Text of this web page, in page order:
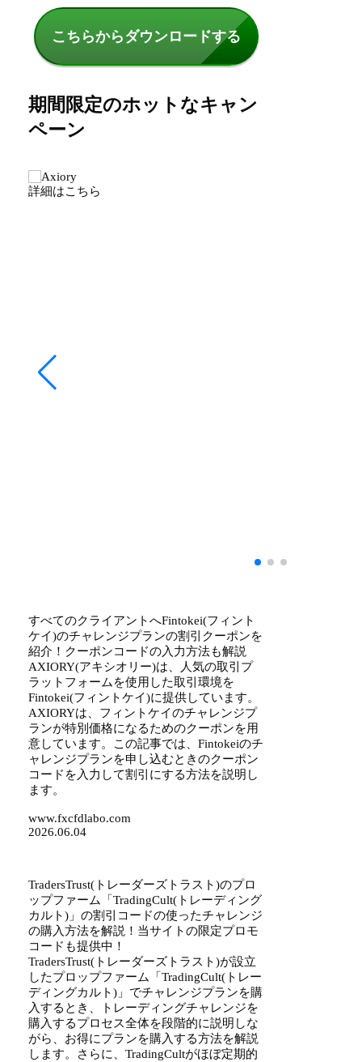
こちらからダウンロードする
期間限定のホットなキャン
ペーン
詳細はこちら
すべてのクライアントへFintokei(フィント
ケイ)のチャレンジプランの割引クーポンを
紹介！クーポンコードの入力方法も解説
AXIORY(アキシオリー)は、人気の取引プ
ラットフォームを使用した取引環境を
Fintokei(フィントケイ)に提供しています。
AXIORYは、フィントケイのチャレンジプ
ランが特別価格になるためのクーポンを用
意しています。この記事では、Fintokeiのチ
ャレンジプランを申し込むときのクーポン
コードを入力して割引にする方法を説明し
ます。
www.fxcfdlabo.com
2026.06.04
TradersTrust(トレーダーズトラスト)のプロ
ップファーム「TradingCult(トレーディング
カルト)」の割引コードの使ったチャレンジ
の購入方法を解説！当サイトの限定プロモ
コードも提供中！
TradersTrust(トレーダーズトラスト)が設立
したプロップファーム「TradingCult(トレー
ディングカルト)」でチャレンジプランを購
入するとき、トレーディングチャレンジを
購入するプロセス全体を段階的に説明しな
がら、お得にプランを購入する方法を解説
します。さらに、TradingCultがほぼ定期的